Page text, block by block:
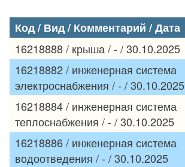
Код / Вид / Комментарий / Дата
16218888 / крыша / - / 30.10.2025
16218882 / инженерная система
электроснабжения / - / 30.10.2025
16218884 / инженерная система
теплоснабжения / - / 30.10.2025
16218886 / инженерная система
водоотведения / - / 30.10.2025